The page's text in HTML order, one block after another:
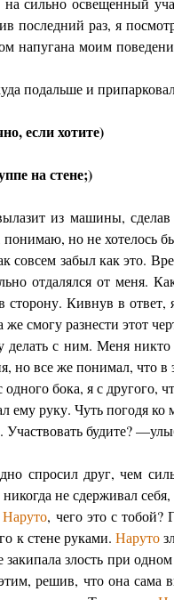
раз, я
напугана моим
подальше и
если хотите)
на стене;)
из машины,
но не хотелось
совсем забыл как это.
отдалялся от меня.
сторону. Кивнув в
смогу разнести этот
с ним. Меня
но все же понимал, что
одного бока, я с
руку. Чуть погодя ко
будите?
спросил друг, чем
не сдерживал
Наруто, чего это с тобой?
к стене руками. Наруто
злость при
решив, что она сама